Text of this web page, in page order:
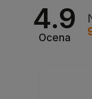
4.9
Ocena